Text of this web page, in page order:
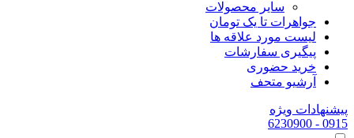
سایر محصولات
جواهرات تا یک تومان
لیست مورد علاقه ها
پیگیری سفارشات
خرید حضوری
آرشیو متحف
پیشنهادات ویژه
0915
- 6230900